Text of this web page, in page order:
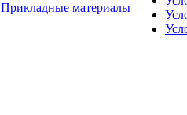
Прикладные материалы